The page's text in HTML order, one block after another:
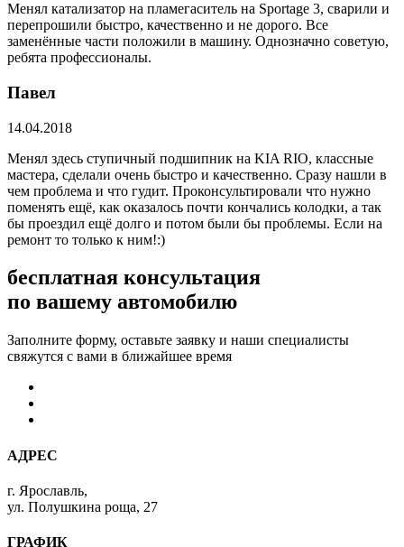
Менял катализатор на пламегаситель на Sportage 3, сварили и
перепрошили быстро, качественно и не дорого. Все
заменённые части положили в машину. Однозначно советую,
ребята профессионалы.
Павел
14.04.2018
Менял здесь ступичный подшипник на KIA RIO, классные
мастера, сделали очень быстро и качественно. Сразу нашли в
чем проблема и что гудит. Проконсультировали что нужно
поменять ещё, как оказалось почти кончались колодки, а так
бы проездил ещё долго и потом были бы проблемы. Если на
ремонт то только к ним!:)
бесплатная консультация
по вашему автомобилю
Заполните форму, оставьте заявку и наши специалисты
свяжутся с вами в ближайшее время
АДРЕС
г. Ярославль,
ул. Полушкина роща, 27
ГРАФИК